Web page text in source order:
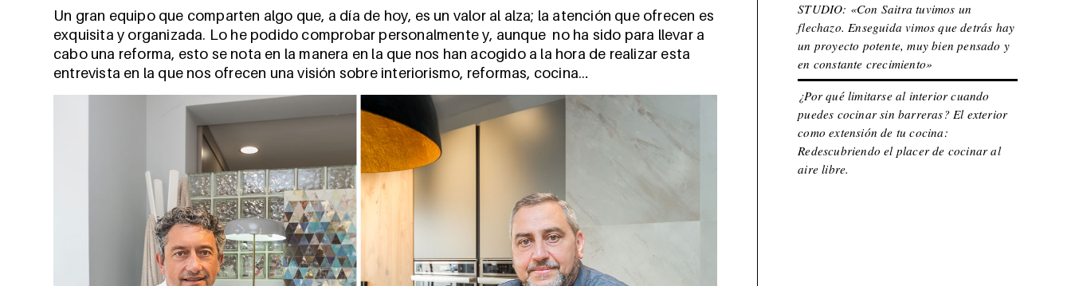
Un gran equipo que comparten algo que, a día de hoy, es un valor al alza; la atención que ofrecen es
exquisita y organizada. Lo he podido comprobar personalmente y, aunque no ha sido para llevar a
cabo una reforma, esto se nota en la manera en la que nos han acogido a la hora de realizar esta
entrevista en la que nos ofrecen una visión sobre interiorismo, reformas, cocina…
STUDIO: «Con Saitra tuvimos un
flechazo. Enseguida vimos que detrás hay
un proyecto potente, muy bien pensado y
en constante crecimiento»
¿Por qué limitarse al interior cuando
puedes cocinar sin barreras? El exterior
como extensión de tu cocina:
Redescubriendo el placer de cocinar al
aire libre.